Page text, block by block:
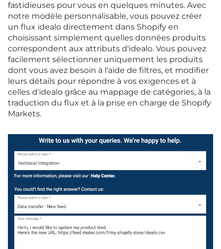
fastidieuses pour vous en quelques minutes. Avec
notre modèle personnalisable, vous pouvez créer
un flux idealo directement dans Shopify en
choisissant simplement quelles données produits
correspondent aux attributs d'idealo. Vous pouvez
facilement sélectionner uniquement les produits
dont vous avez besoin à l'aide de filtres, et modifier
leurs détails pour répondre à vos exigences et à
celles d'idealo grâce au mappage de catégories, à la
traduction du flux et à la prise en charge de Shopify
Markets.